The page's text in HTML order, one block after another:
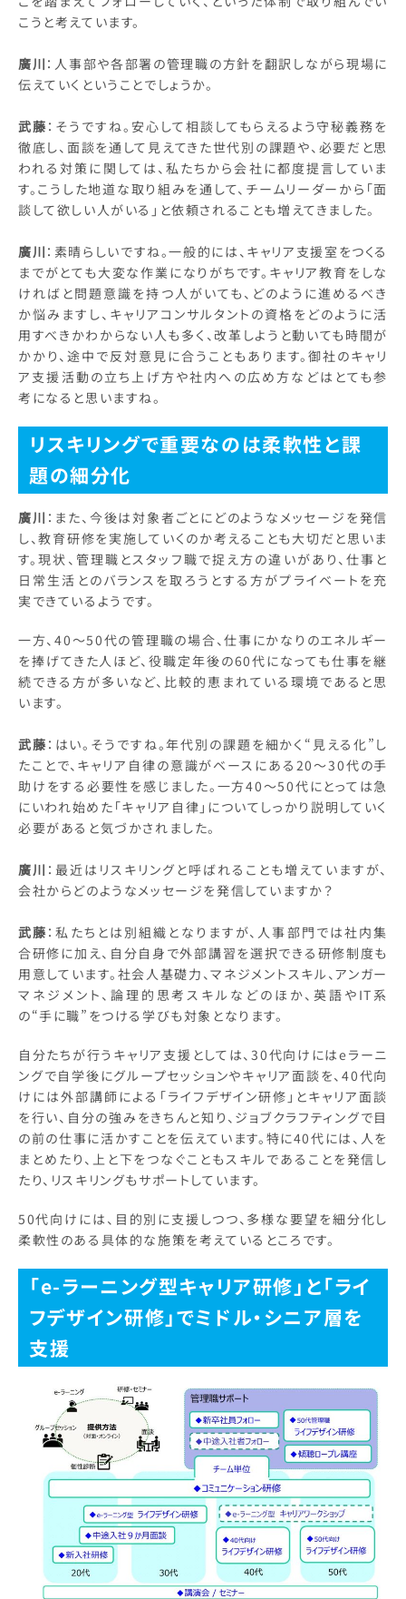
こうと考えています。
廣川 ：人事部や各部署の管理職の方針を翻訳しながら現場に
伝えていくということでしょうか。
武藤 ：そうですね。安心して相談してもらえるよう守秘義務を
徹底し、面談を通して見えてきた世代別の課題や、必要だと思
われる対策に関しては、私たちから会社に都度提言していま
す。こうした地道な取り組みを通して、チームリーダーから「面
談して欲しい人がいる」と依頼されることも増えてきました。
廣川 ：素晴らしいですね。一般的には、キャリア支援室をつくる
までがとても大変な作業になりがちです。キャリア教育をしな
ければと問題意識を持つ人がいても、どのように進めるべき
か悩みますし、キャリアコンサルタントの資格をどのように活
用すべきかわからない人も多く、改革しようと動いても時間が
かかり、途中で反対意見に合うこともあります。御社のキャリ
ア支援活動の立ち上げ方や社内への広め方などはとても参
考になると思いますね。
リスキリングで重要なのは柔軟性と課
題の細分化
廣川 ：また、今後は対象者ごとにどのようなメッセージを発信
し、教育研修を実施していくのか考えることも大切だと思いま
す。現状、管理職とスタッフ職で捉え方の違いがあり、仕事と
日常生活とのバランスを取ろうとする方がプライベートを充
実できているようです。
一方、40～50代の管理職の場合、仕事にかなりのエネルギー
を捧げてきた人ほど、役職定年後の60代になっても仕事を継
続できる方が多いなど、比較的恵まれている環境であると思
います。
武藤 ：はい。そうですね。年代別の課題を細かく“見える化”し
たことで、キャリア自律の意識がベースにある20～30代の手
助けをする必要性を感じました。一方40～50代にとっては急
にいわれ始めた「キャリア自律」についてしっかり説明していく
必要があると気づかされました。
廣川 ：最近はリスキリングと呼ばれることも増えていますが、
会社からどのようなメッセージを発信していますか？
武藤 ：私たちとは別組織となりますが、人事部門では社内集
合研修に加え、自分自身で外部講習を選択できる研修制度も
用意しています。社会人基礎力、マネジメントスキル、アンガー
マネジメント、論理的思考スキルなどのほか、英語やIT系
の“手に職”をつける学びも対象となります。
自分たちが行うキャリア支援としては、30代向けにはeラーニ
ングで自学後にグループセッションやキャリア面談を、40代向
けには外部講師による「ライフデザイン研修」とキャリア面談
を行い、自分の強みをきちんと知り、ジョブクラフティングで目
の前の仕事に活かすことを伝えています。特に40代には、人を
まとめたり、上と下をつなぐこともスキルであることを発信し
たり、リスキリングもサポートしています。
50代向けには、目的別に支援しつつ、多様な要望を細分化し
柔軟性のある具体的な施策を考えているところです。
「e-ラーニング型キャリア研修」と「ライ
フデザイン研修」でミドル・シニア層を
支援